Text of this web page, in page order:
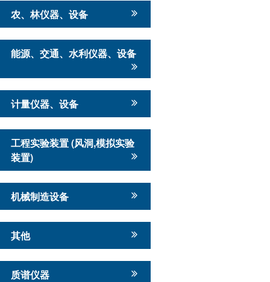
农、林仪器、设备
能源、交通、水利仪器、设备
计量仪器、设备
工程实验装置 (风洞,模拟实验
装置)
机械制造设备
其他
质谱仪器